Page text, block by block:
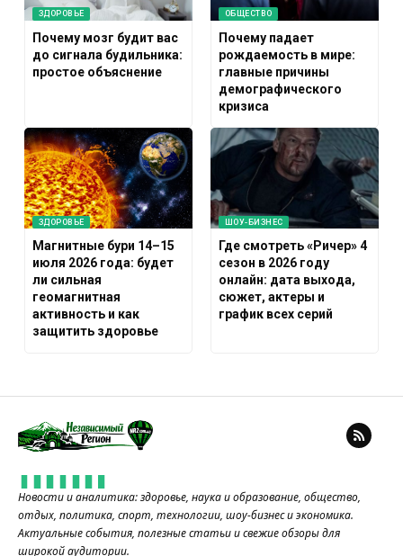
ЗДОРОВЬЕ
Почему мозг будит вас
до сигнала будильника:
простое объяснение
ОБЩЕСТВО
Почему падает
рождаемость в мире:
главные причины
демографического
кризиса
ЗДОРОВЬЕ
Магнитные бури 14–15
июля 2026 года: будет
ли сильная
геомагнитная
активность и как
защитить здоровье
ШОУ-БИЗНЕС
Где смотреть «Ричер» 4
сезон в 2026 году
онлайн: дата выхода,
сюжет, актеры и
график всех серий
Новости и аналитика: здоровье, наука и образование, общество,
отдых, политика, спорт, технологии, шоу-бизнес и экономика.
Актуальные события, полезные статьи и свежие обзоры для
широкой аудитории.